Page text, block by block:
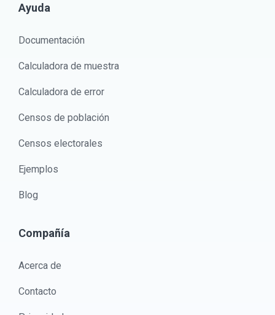
Ayuda
Documentación
Calculadora de muestra
Calculadora de error
Censos de población
Censos electorales
Ejemplos
Blog
Compañía
Acerca de
Contacto